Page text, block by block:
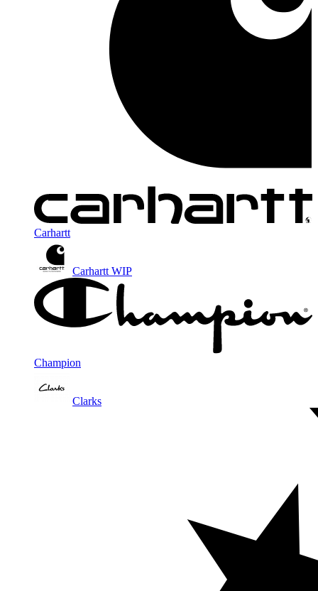
Carhartt
Carhartt WIP
Champion
Clarks